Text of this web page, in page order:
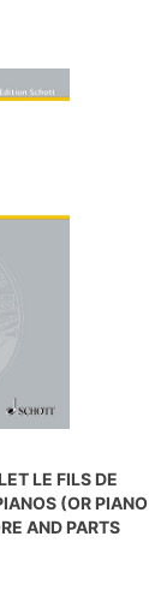
LE FILS DE
(OR PIANO
AND PARTS